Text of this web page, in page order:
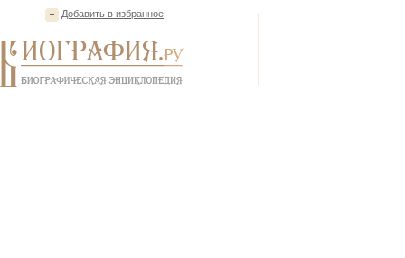
Добавить в избранное